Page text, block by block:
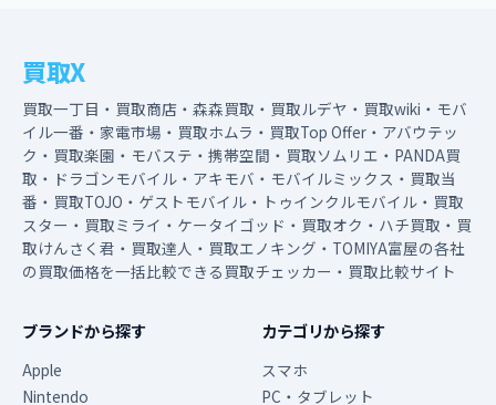
買取X
買取一丁目・買取商店・森森買取・買取ルデヤ・買取wiki・モバ
イル一番・家電市場・買取ホムラ・買取Top Offer・アバウテッ
ク・買取楽園・モバステ・携帯空間・買取ソムリエ・PANDA買
取・ドラゴンモバイル・アキモバ・モバイルミックス・買取当
番・買取TOJO・ゲストモバイル・トゥインクルモバイル・買取
スター・買取ミライ・ケータイゴッド・買取オク・ハチ買取・買
取けんさく君・買取達人・買取エノキング・TOMIYA富屋の各社
の買取価格を一括比較できる買取チェッカー・買取比較サイト
ブランドから探す
Apple
Nintendo
カテゴリから探す
スマホ
PC・タブレット